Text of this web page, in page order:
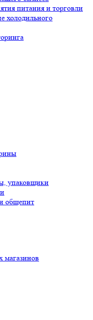
питания и торговли
холодильного
упаковщики
общепит
магазинов